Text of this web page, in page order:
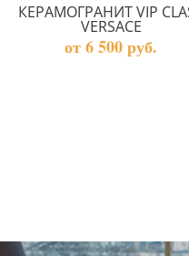
КЕРАМОГРАНИТ VIP
VERSACE
от 6 500 руб.